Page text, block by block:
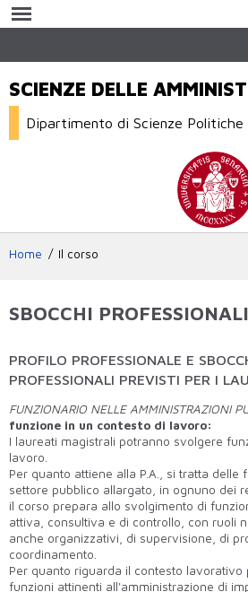
contenuto
SCIENZE DELLE
Dipartimento di Scienze Politiche
Home Il corso
SBOCCHI PROFESSIONALI
PROFILO PROFESSIONALE E
PROFESSIONALI PREVISTI PER I
FUNZIONARIO NELLE AMMINISTRAZIONI
funzione in un contesto di lavoro:
I laureati magistrali potranno svolgere
lavoro.
Per quanto attiene alla P.A., si tratta delle
settore pubblico allargato, in ognuno dei
il corso prepara allo svolgimento di
attiva, consultiva e di controllo, con ruoli
anche organizzativi, di supervisione, di
coordinamento.
Per quanto riguarda il contesto lavorativo
funzioni attinenti all'amministrazione di